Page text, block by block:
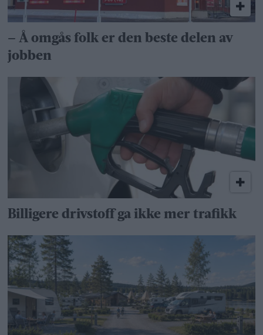
– Å omgås folk er den beste delen av
jobben
Billigere drivstoff ga ikke mer trafikk